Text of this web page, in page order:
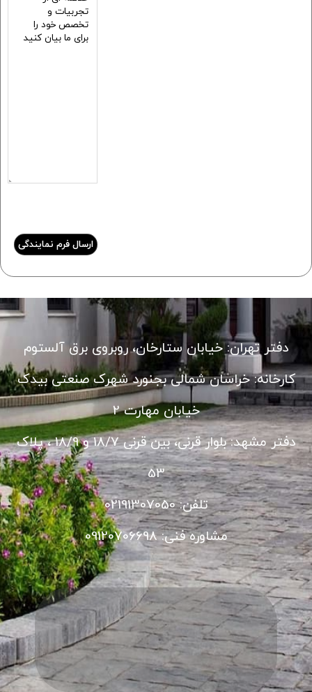
دفتر تهران: خیابان ستارخان، روبروی برق آلستوم
کارخانه: خراسان شمالی بجنورد شهرک صنعتی بیدک
خیابان مهارت 2
دفتر مشهد: بلوار قرنی، بین قرنی 18/7 و 18/9 ، پلاک
53
تلفن: 02191307050
مشاوره فنی: 09120706698